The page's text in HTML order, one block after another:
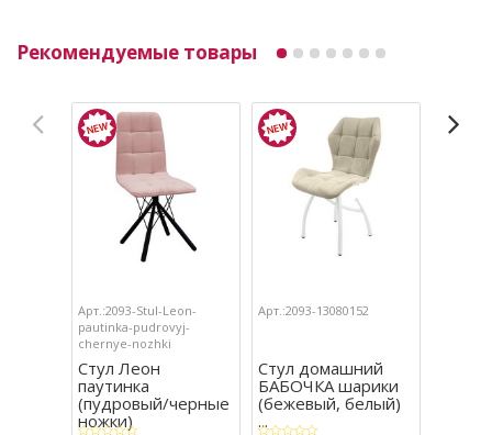
Рекомендуемые товары
Арт.:2093-Stul-Leon-
pautinka-pudrovyj-
chernye-nozhki
Стул Леон
паутинка
(пудровый/черные
ножки)
Арт.:2093-13080152
Стул домашний
БАБОЧКА шарики
(бежевый, белый)
...